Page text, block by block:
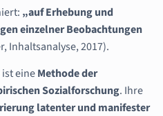
„auf Erhebung und
einzelner Beobachtungen
Inhaltsanalyse, 2017).
eineMethode der
Sozialforschung. Ihre
latenter und manifester